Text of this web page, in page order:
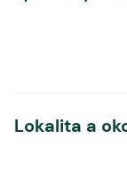
Lokalita a